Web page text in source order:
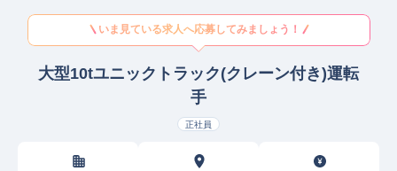
いま見ている求人へ応募してみましょう！
大型10tユニックトラック(クレーン付き)運転
手
正社員